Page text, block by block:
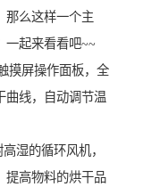
那么这样一个主
一起来看看吧~~
摸屏操作面板，全
曲线，自动调节温
湿的循环风机，
提高物料的烘干品